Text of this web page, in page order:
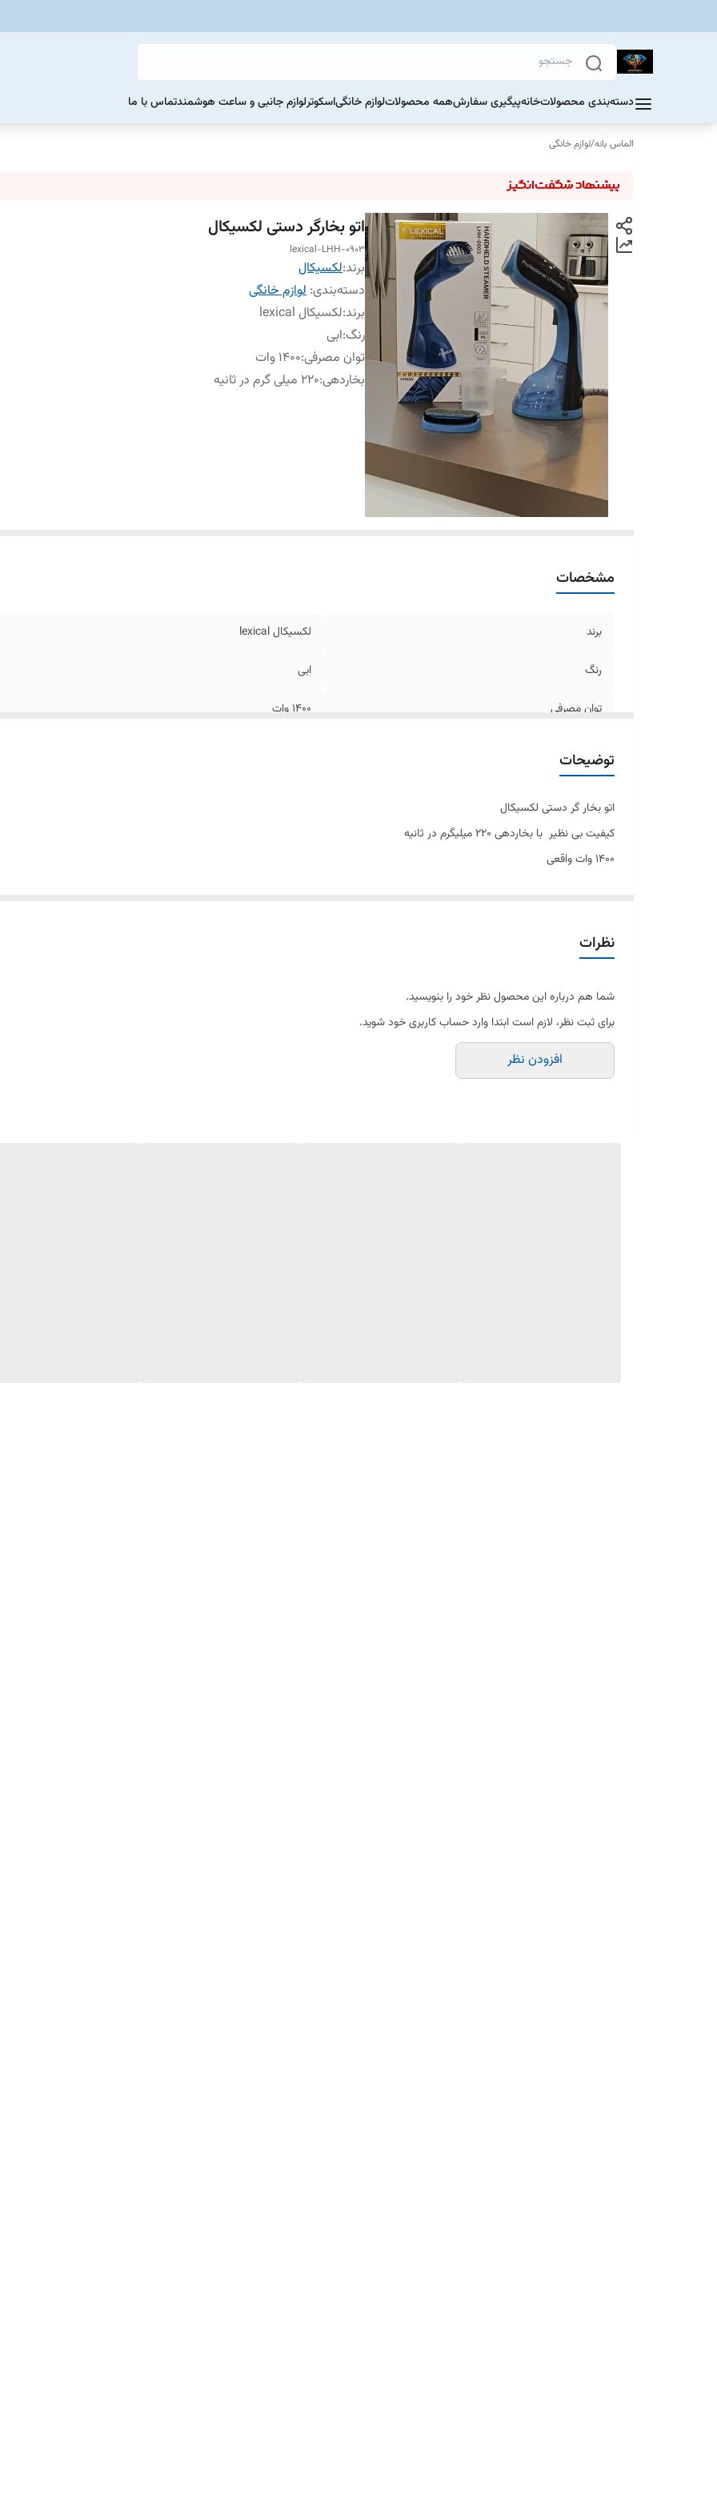
دسته‌بندی محصولاتخانهپیگیری سفارشهمه محصولاتلوازم خانگیاسکوترلوازم جانبی و ساعت هوشمندتماس با ما
الماس بانه/لوازم خانگی
اتو بخارگر دستی لکسیکال
lexical-LHH-0903
برند:لکسیکال
دسته‌بندی: لوازم خانگی
برند:لکسیکال lexical
رنگ:ابی
توان مصرفی:1400 وات
بخار‌دهی:220 میلی گرم در ثانیه
مشخصات
برند لکسیکال lexical
رنگ ابی
توان مصرفی 1400 وات
توضیحات
اتو بخار گر دستی لکسیکال
کیفیت بی نظیر با بخاردهی 220 میلیگرم در ثانیه
1400 وات واقعی
نظرات
شما هم درباره این محصول نظر خود را بنویسید.
برای ثبت نظر، لازم است ابتدا وارد حساب کاربری خود شوید.
افزودن نظر